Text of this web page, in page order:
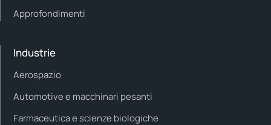
Approfondimenti
Industrie
Aerospazio
Automotive e macchinari pesanti
Farmaceutica e scienze biologiche